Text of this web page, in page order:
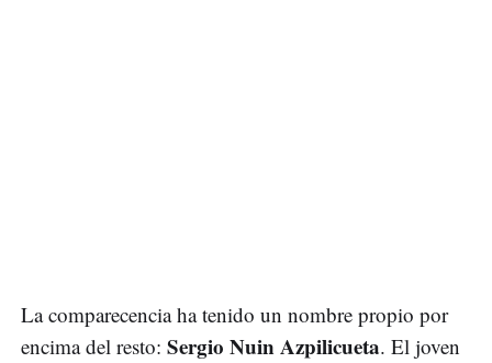
La comparecencia ha tenido un nombre propio por
encima del resto: Sergio Nuin Azpilicueta. El joven